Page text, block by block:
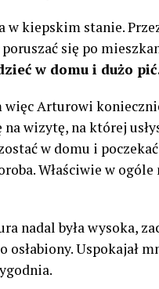
w kiepskim stanie.
poruszać się po
w domu i dużo
więc Arturowi
wizytę, na której
w domu i
Właściwie w ogóle
nadal była wysoka,
osłabiony. Uspokajał